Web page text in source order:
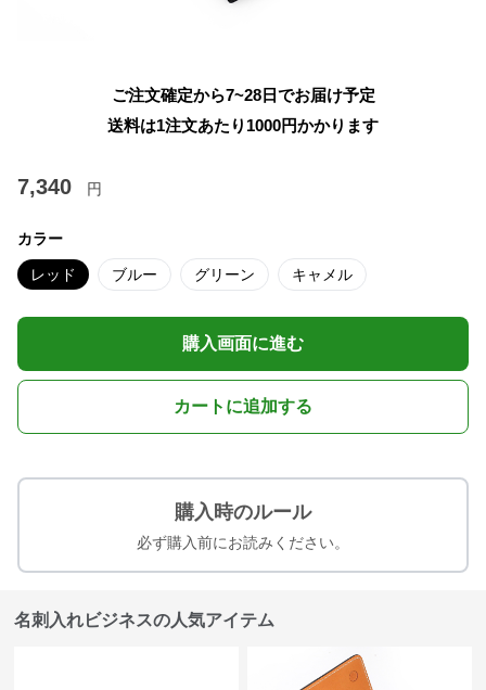
ご注文確定から7~28日でお届け予定
送料は1注文あたり 1000円かかります
7,340 円
カラー
レッド ブルー グリーン キャメル
購入画面に進む
カートに追加する
購入時のルール
必ず購入前にお読みください。
名刺入れビジネスの人気アイテム